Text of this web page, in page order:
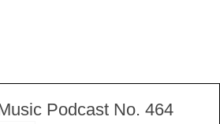
Podcast No. 464